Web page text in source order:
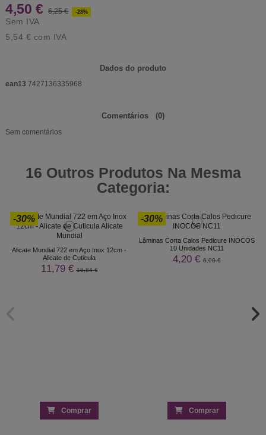
4,50 € 6,25 € -28%
Sem IVA
5,54 € com IVA
Dados do produto
ean13 7427136335968
Comentários (0)
Sem comentários
16 Outros Produtos Na Mesma
Categoria:
-30%
Alicate Mundial 722 em Aço Inox 12cm -
Alicate de Cuticula
11,79 €16,84 €
Comprar
-30%
Lâminas Corta Calos Pedicure INOCOS
10 Unidades NC11
4,20 € 6,00 €
Comprar